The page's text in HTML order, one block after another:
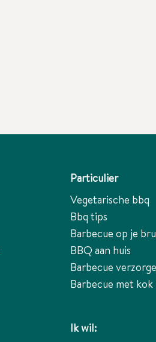
Particulier
Vegetarische bbq
Bbq tips
Barbecue op je
BBQ aan huis
Barbecue
Barbecue met kok
Ik wil: